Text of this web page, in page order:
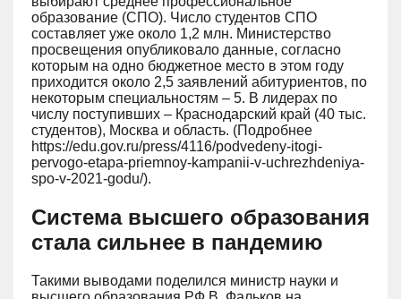
образование (СПО). Число студентов СПО
составляет уже около 1,2 млн. Министерство
просвещения опубликовало данные, согласно
которым на одно бюджетное место в этом году
приходится около 2,5 заявлений абитуриентов, по
некоторым специальностям – 5. В лидерах по
числу поступивших – Краснодарский край (40 тыс.
студентов), Москва и область. (Подробнее
https://edu.gov.ru/press/4116/podvedeny-itogi-
pervogo-etapa-priemnoy-kampanii-v-uchrezhdeniya-
spo-v-2021-godu/).
Система высшего образования
стала сильнее в пандемию
Такими выводами поделился министр науки и